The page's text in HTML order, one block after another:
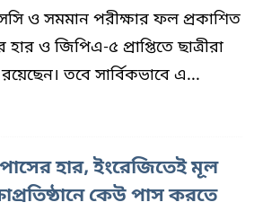
ও সমমান পরীক্ষার ফল প্রকাশিত
ও জিপিএ-৫ প্রাপ্তিতে ছাত্রীরা
তবে সার্বিকভাবে এ...
পাসের হার, ইংরেজিতেই মূল
কেউ পাস করতে